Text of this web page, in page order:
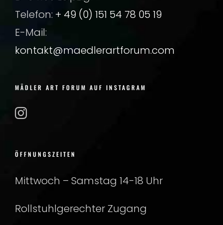
Telefon: + 49 (0) 151 54 78 05 19
E-Mail:
kontakt@maedlerartforum.com
MÄDLER ART FORUM AUF INSTAGRAM
ÖFFNUNGSZEITEN
Mittwoch – Samstag 14-18 Uhr
Rollstuhlgerechter Zugang